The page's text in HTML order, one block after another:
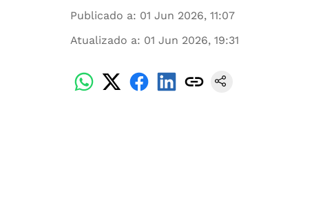
Publicado a: 01 Jun 2026, 11:07
Atualizado a: 01 Jun 2026, 19:31